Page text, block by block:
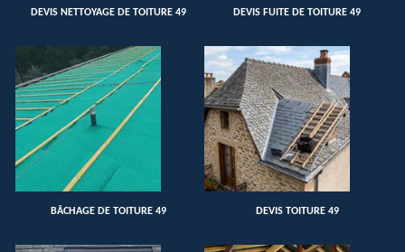
DEVIS NETTOYAGE DE TOITURE 49 DEVIS FUITE DE TOITURE 49
BÂCHAGE DE TOITURE 49 DEVIS TOITURE 49